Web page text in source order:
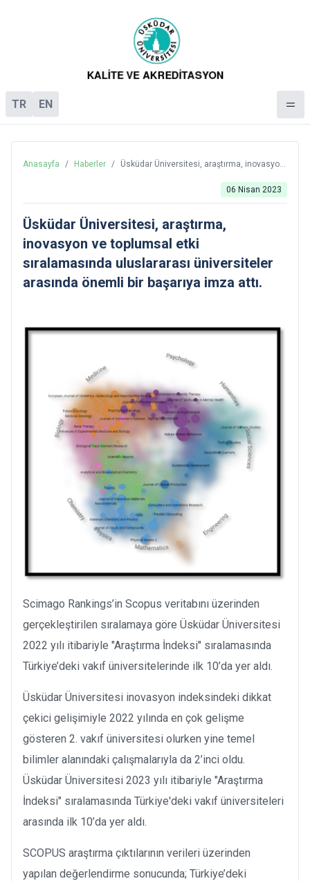
TR EN
Anasayfa / Haberler /
Üsküdar Üniversitesi, araştırma, inovasyon
uluslararası üniversiteler arasında önemli
06 Nisan 2023
Üsküdar Üniversitesi, araştırma,
inovasyon ve toplumsal etki
sıralamasında uluslararası üniversiteler
arasında önemli bir başarıya imza attı.
Scimago Rankings’in Scopus veritabını üzerinden
gerçekleştirilen sıralamaya göre Üsküdar Üniversitesi
2022 yılı itibariyle "Araştırma İndeksi" sıralamasında
Türkiye’deki vakıf üniversitelerinde ilk 10’da yer aldı.
Üsküdar Üniversitesi inovasyon indeksindeki dikkat
çekici gelişimiyle 2022 yılında en çok gelişme
gösteren 2. vakıf üniversitesi olurken yine temel
bilimler alanındaki çalışmalarıyla da 2’inci oldu.
Üsküdar Üniversitesi 2023 yılı itibariyle "Araştırma
İndeksi" sıralamasında Türkiye'deki vakıf üniversiteleri
arasında ilk 10’da yer aldı.
SCOPUS araştırma çıktılarının verileri üzerinden
yapılan değerlendirme sonucunda; Türkiye’deki